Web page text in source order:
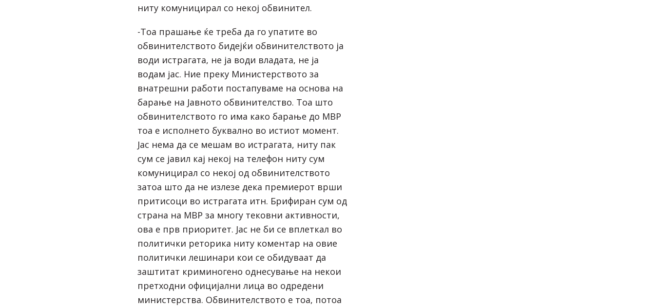
ниту комуницирал со некој обвинител.
-Тоа прашање ќе треба да го упатите во
обвинителството бидејќи обвинителството ја
води истрагата, не ја води владата, не ја
водам јас. Ние преку Министерството за
внатрешни работи постапуваме на основа на
барање на Јавното обвинителство. Тоа што
обвинителството го има како барање до МВР
тоа е исполнето буквално во истиот момент.
Јас нема да се мешам во истрагата, ниту пак
сум се јавил кај некој на телефон ниту сум
комуницирал со некој од обвинителството
затоа што да не излезе дека премиерот врши
притисоци во истрагата итн. Брифиран сум од
страна на МВР за многу тековни активности,
ова е прв приоритет. Јас не би се вплеткал во
политички реторика ниту коментар на овие
политички лешинари кои се обидуваат да
заштитат криминогено однесување на некои
претходни официјални лица во одредени
министерства. Обвинителството е тоа, потоа